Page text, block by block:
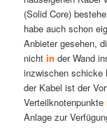
(Solid Core)
habe auch schon
Anbieter gesehen,
nicht in der Wand
inzwischen schicke
der Kabel ist der
Verteilknotenpunkte
Anlage zur